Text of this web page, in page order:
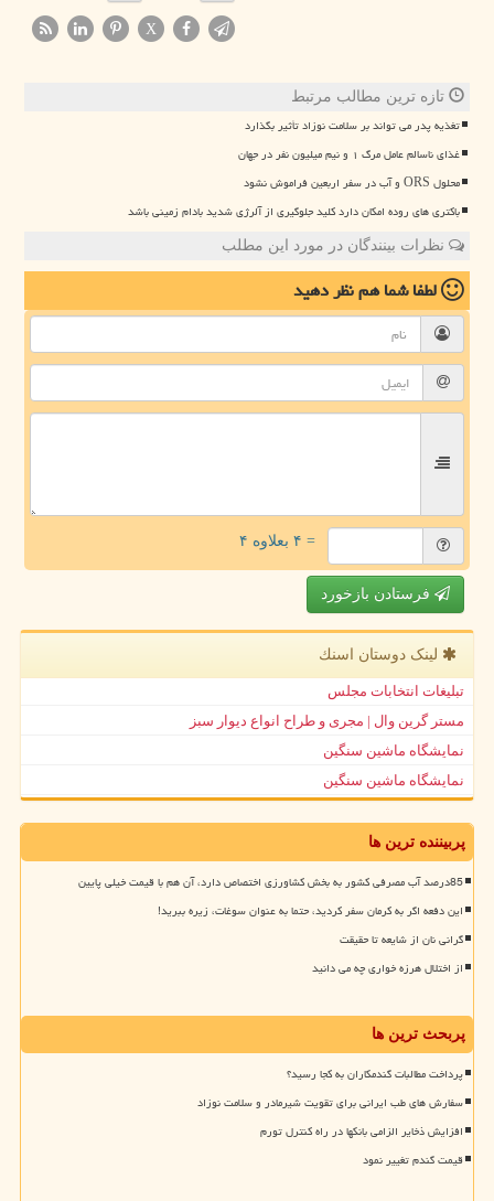
X
تازه ترین مطالب مرتبط
تغذیه پدر می تواند بر سلامت نوزاد تأثیر بگذارد
غذای ناسالم عامل مرگ ۱ و نیم میلیون نفر در جهان
محلول ORS و آب در سفر اربعین فراموش نشود
باکتری های روده امکان دارد کلید جلوگیری از آلرژی شدید بادام زمینی باشد
نظرات بینندگان در مورد این مطلب
لطفا شما همنظر دهید
= ۴ بعلاوه ۴
فرستادن بازخورد
لینک دوستان اسنك
تبلیغات انتخابات مجلس
مستر گرین وال | مجری و طراح انواع دیوار سبز
نمایشگاه ماشین سنگین
نمایشگاه ماشین سنگین
پربیننده ترین ها
85درصد آب مصرفی کشور به بخش کشاورزی اختصاص دارد، آن هم با قیمت خیلی پایین
این دفعه اگر به کرمان سفر کردید، حتما به عنوان سوغات، زیره ببرید!
گرانی نان از شایعه تا حقیقت
از اختلال هرزه خواری چه می دانید
پربحث ترین ها
پرداخت مطالبات گندمکاران به کجا رسید؟
سفارش های طب ایرانی برای تقویت شیرمادر و سلامت نوزاد
افزایش ذخایر الزامی بانکها در راه کنترل تورم
قیمت گندم تغییر نمود